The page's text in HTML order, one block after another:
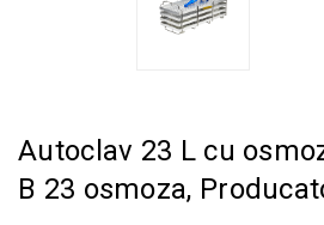
Autoclav 23 L cu
B 23 osmoza,